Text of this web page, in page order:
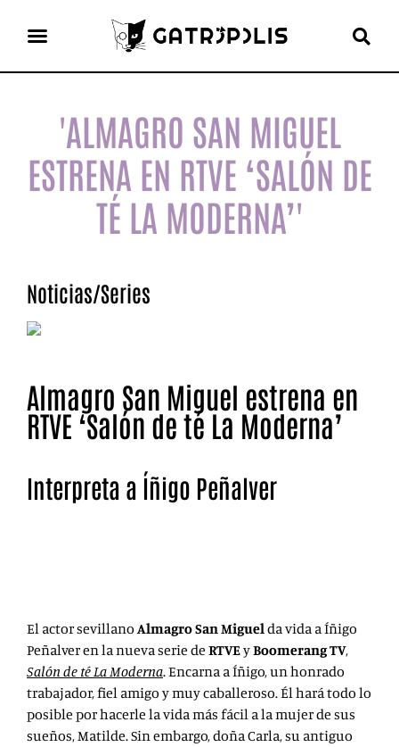
'ALMAGRO SAN MIGUEL
ESTRENA EN RTVE ‘SALÓN DE
TÉ LA MODERNA’'
Noticias/Series
Almagro San Miguel estrena en
RTVE ‘Salón de té La Moderna’
Interpreta a Íñigo Peñalver
El actor sevillanoAlmagro San Miguelda vida a Íñigo
Peñalver en la nueva serie de RTVEyBoomerang TV,
Salón de té La Moderna. Encarna a Íñigo,un honrado
trabajador, fiel amigo y muy caballeroso. Él hará todo lo
posible por hacerle la vida más fácil a la mujer de sus
sueños, Matilde. Sin embargo, doña Carla, su antiguo